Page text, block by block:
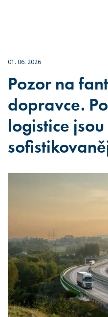
01. 06. 2026
Pozor na
dopravce.
logistice